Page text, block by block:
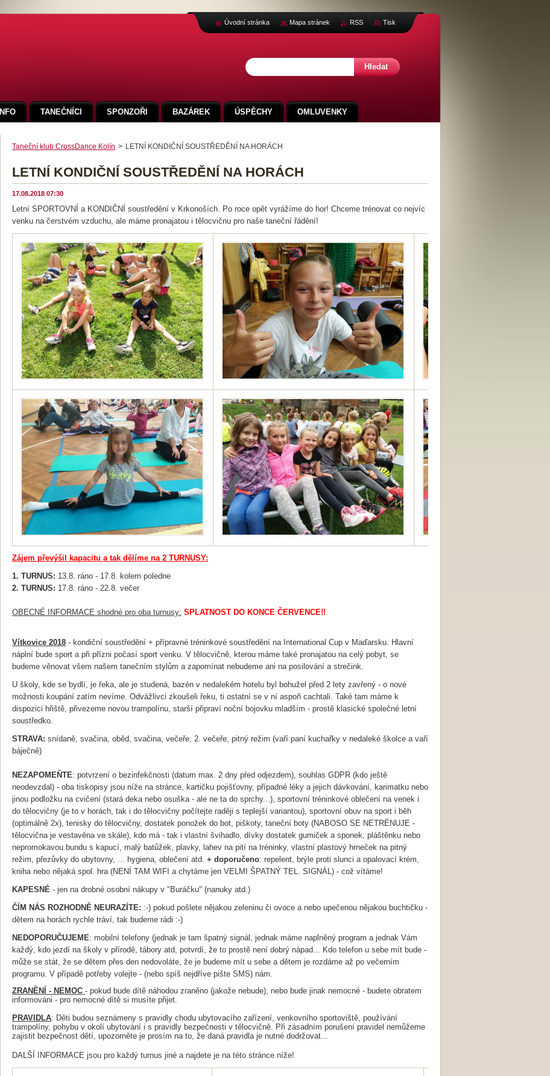
Taneční klub CrossDance Kolín > LETNÍ KONDIČNÍ SOUSTŘEDĚNÍ NA HORÁCH
LETNÍ KONDIČNÍ SOUSTŘEDĚNÍ NA HORÁCH
17.08.2018 07:30
Letní SPORTOVNÍ a KONDIČNÍ soustředění v Krkonoších. Po roce opět vyrážíme do hor! Chceme trénovat co nejvíc
venku na čerstvém vzduchu, ale máme pronajatou i tělocvičnu pro naše taneční řádění!
Zájem převýšil kapacitu a tak dělíme na 2 TURNUSY:
1. TURNUS: 13.8. ráno - 17.8. kolem poledne
2. TURNUS: 17.8. ráno - 22.8. večer
OBECNÉ INFORMACE shodné pro oba turnusy: SPLATNOST DO KONCE ČERVENCE!!
Vítkovice 2018 - kondiční soustředění + přípravné tréninkové soustředění na International Cup v Maďarsku. Hlavní
náplní bude sport a při přízni počasí sport venku. V tělocvičně, kterou máme také pronajatou na celý pobyt, se
budeme věnovat všem našem tanečním stylům a zapomínat nebudeme ani na posilování a strečink.
U školy, kde se bydlí, je řeka, ale je studená, bazén v nedalekém hotelu byl bohužel před 2 lety zavřený - o nové
možnosti koupání zatím nevíme. Odvážlivci zkoušeli řeku, ti ostatní se v ní aspoň cachtali. Také tam máme k
dispozici hřiště, přivezeme novou trampolínu, starší připraví noční bojovku mladším - prostě klasické společné letní
soustředko.
STRAVA: snídaně, svačina, oběd, svačina, večeře, 2. večeře, pitný režim (vaří paní kuchařky v nedaleké školce a vaří
báječně)
NEZAPOMEŇTE: potvrzení o bezinfekčnosti (datum max. 2 dny před odjezdem), souhlas GDPR (kdo ještě
neodevzdal) - oba tiskopisy jsou níže na stránce, kartičku pojišťovny, případné léky a jejich dávkování, karimatku nebo
jinou podložku na cvičení (stará deka nebo osuška - ale ne ta do sprchy...), sportovní tréninkové oblečení na venek i
do tělocvičny (je to v horách, tak i do tělocvičny počítejte raději s teplejší variantou), sportovní obuv na sport i běh
(optimálně 2x), tenisky do tělocvičny, dostatek ponožek do bot, piškoty, taneční boty (NABOSO SE NETRÉNUJE -
tělocvična je vestavěna ve skále), kdo má - tak i vlastní švihadlo, dívky dostatek gumiček a sponek, pláštěnku nebo
nepromokavou bundu s kapucí, malý batůžek, plavky, lahev na pití na tréninky, vlastní plastový hrneček na pitný
režim, přezůvky do ubytovny, ... hygiena, oblečení atd. + doporučeno: repelent, brýle proti slunci a opalovací krém,
kniha nebo nějaká spol. hra (NENÍ TAM WIFI a chytáme jen VELMI ŠPATNÝ TEL. SIGNÁL) - což vítáme!
KAPESNÉ - jen na drobné osobní nákupy v "Buráčku" (nanuky atd.)
ČÍM NÁS ROZHODNĚ NEURAZÍTE: :-) pokud pošlete nějakou zeleninu či ovoce a nebo upečenou nějakou buchtičku -
dětem na horách rychle tráví, tak budeme rádi :-)
NEDOPORUČUJEME: mobilní telefony (jednak je tam špatný signál, jednak máme naplněný program a jednak Vám
každý, kdo jezdí na školy v přírodě, tábory atd, potvrdí, že to prostě není dobrý nápad... Kdo telefon u sebe mít bude -
může se stát, že se dětem přes den nedovoláte, že je budeme mít u sebe a dětem je rozdáme až po večerním
programu. V případě potřeby volejte - (nebo spíš nejdříve pište SMS) nám.
ZRANĚNÍ - NEMOC - pokud bude dítě náhodou zraněno (jakože nebude), nebo bude jinak nemocné - budete obratem
informováni - pro nemocné dítě si musíte přijet.
PRAVIDLA: Děti budou seznámeny s pravidly chodu ubytovacího zařízení, venkovního sportoviště, používání
trampolíny, pohybu v okolí ubytování i s pravidly bezpečnosti v tělocvičně. Při zásadním porušení pravidel nemůžeme
zajistit bezpečnost dětí, upozorněte je prosím na to, že daná pravidla je nutné dodržovat...
DALŠÍ INFORMACE jsou pro každý turnus jiné a najdete je na této stránce níže!
INFO TANEČNÍCI SPONZOŘI BAZÁREK ÚSPĚCHY OMLUVENKY
Úvodní stránka Mapa stránek RSS Tisk